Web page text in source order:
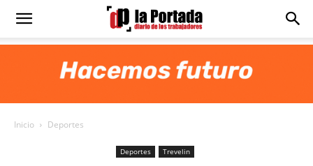
Diario
Inicio Deportes
Deportes Trevelin